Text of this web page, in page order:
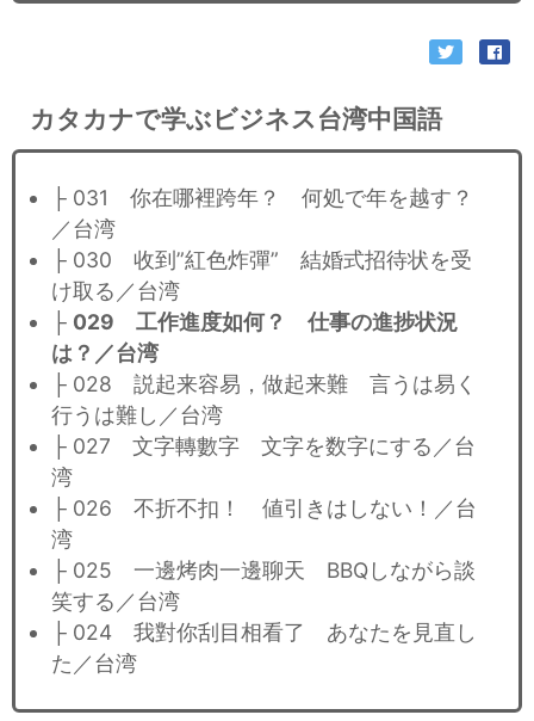
カタカナで学ぶビジネス台湾中国語
├ 031 你在哪裡跨年？ 何処で年を越す？
／台湾
├ 030 收到”紅色炸彈” 結婚式招待状を受
け取る／台湾
├ 029 工作進度如何？ 仕事の進捗状況
は？／台湾
├ 028 説起来容易，做起来難 言うは易く
行うは難し／台湾
├ 027 文字轉數字 文字を数字にする／台
湾
├ 026 不折不扣！ 値引きはしない！／台
湾
├ 025 一邊烤肉一邊聊天 BBQしながら談
笑する／台湾
├ 024 我對你刮目相看了 あなたを見直し
た／台湾